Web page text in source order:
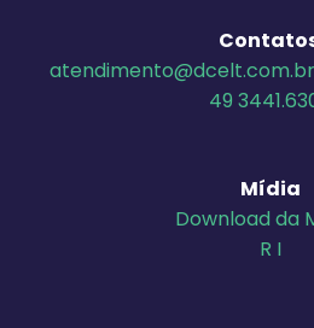
atendimento@dcelt.com.br
49
Mídia
Download da
R I